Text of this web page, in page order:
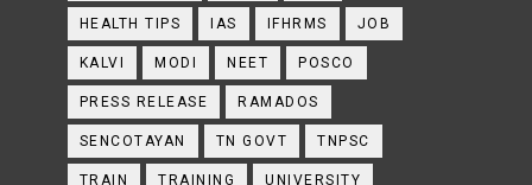
HEALTH TIPS IAS IFHRMS JOB
KALVI MODI NEET POSCO
PRESS RELEASE RAMADOS
SENCOTAYAN TN GOVT TNPSC
TRAIN TRAINING UNIVERSITY